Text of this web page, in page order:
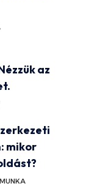
az
mikor